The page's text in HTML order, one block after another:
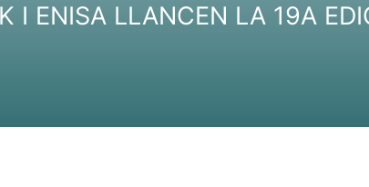
I ENISA LLANCEN LA 19A